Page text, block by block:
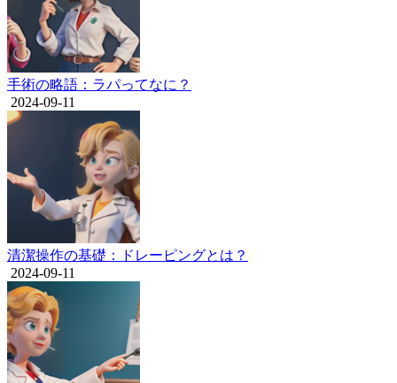
手術の略語：ラパってなに？
2024-09-11
清潔操作の基礎：ドレーピングとは？
2024-09-11